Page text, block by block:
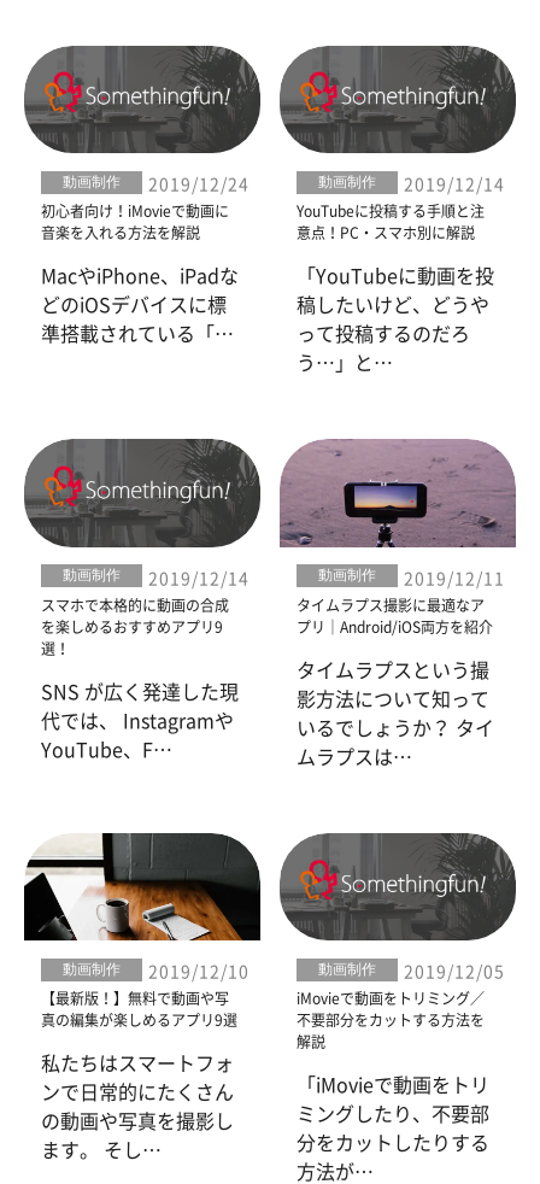
動画制作 2019/12/24
初心者向け！iMovieで動画に
音楽を入れる方法を解説
MacやiPhone、iPadな
どのiOSデバイスに標
準搭載されている「…
動画制作 2019/12/14
YouTubeに投稿する手順と注
意点！PC・スマホ別に解説
「YouTubeに動画を投
稿したいけど、どうや
って投稿するのだろ
う…」と…
動画制作 2019/12/14
スマホで本格的に動画の合成
を楽しめるおすすめアプリ9
選！
SNS が広く発達した現
代では、 Instagramや
YouTube、F…
動画制作 2019/12/11
タイムラプス撮影に最適なア
プリ｜Android/iOS両方を紹介
タイムラプスという撮
影方法について知って
いるでしょうか？ タイ
ムラプスは…
動画制作 2019/12/10
【最新版！】無料で動画や写
真の編集が楽しめるアプリ9選
私たちはスマートフォ
ンで日常的にたくさん
の動画や写真を撮影し
ます。 そし…
動画制作 2019/12/05
iMovieで動画をトリミング／
不要部分をカットする方法を
解説
「iMovieで動画をトリ
ミングしたり、不要部
分をカットしたりする
方法が…